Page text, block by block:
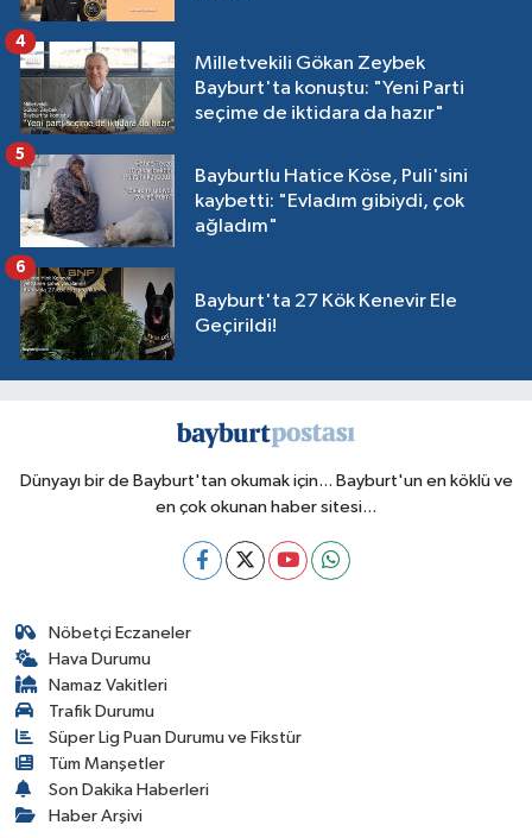
Milletvekili Gökan Zeybek
Bayburt'ta konuştu: "Yeni Parti
seçime de iktidara da hazır"
4
Bayburtlu Hatice Köse, Puli'sini
kaybetti: "Evladım gibiydi, çok
ağladım"
5
Bayburt'ta 27 Kök Kenevir Ele
Geçirildi!
6
Dünyayı bir de Bayburt'tan okumak için... Bayburt'un en köklü ve
en çok okunan haber sitesi...
Nöbetçi Eczaneler
Hava Durumu
Namaz Vakitleri
Trafik Durumu
Süper Lig Puan Durumu ve Fikstür
Tüm Manşetler
Son Dakika Haberleri
Haber Arşivi